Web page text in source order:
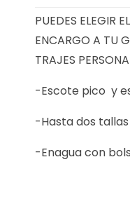
PUEDES ELEGIR
ENCARGO A TU
TRAJES
-Escote pico y
-Hasta dos
-Enagua con